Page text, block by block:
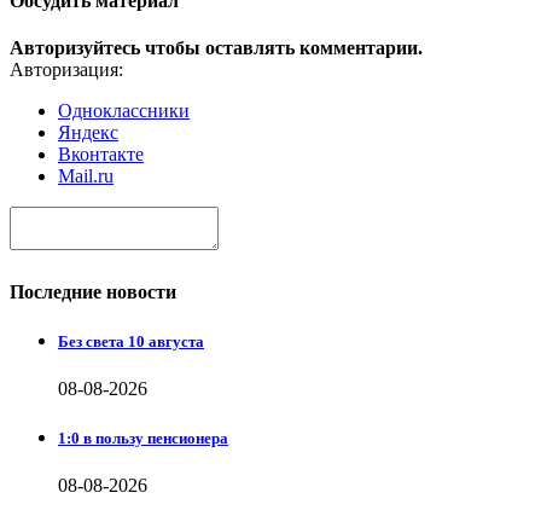
Авторизуйтесь чтобы оставлять комментарии.
Авторизация:
Одноклассники
Яндекс
Вконтакте
Mail.ru
Последние новости
Без света 10 августа
08-08-2026
1:0 в пользу пенсионера
08-08-2026